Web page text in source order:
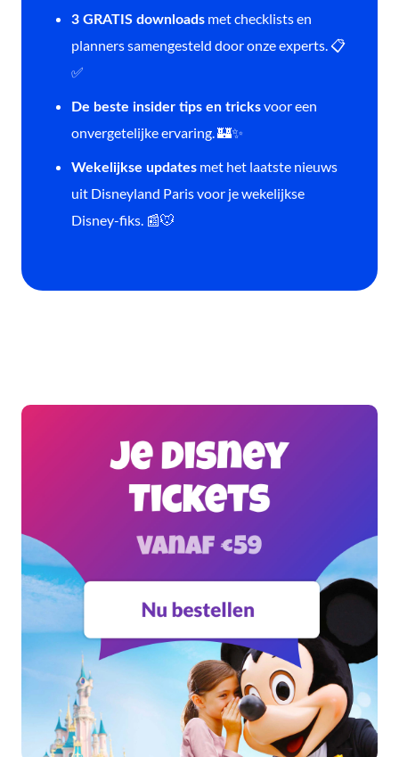
3 GRATIS downloads met checklists en
planners samengesteld door onze experts. 📋
✅
De beste insider tips en tricksvoor een
onvergetelijke ervaring. 🏰✨
Wekelijkse updates met het laatste nieuws
uit Disneyland Paris voor je wekelijkse
Disney-fiks. 📰🐭